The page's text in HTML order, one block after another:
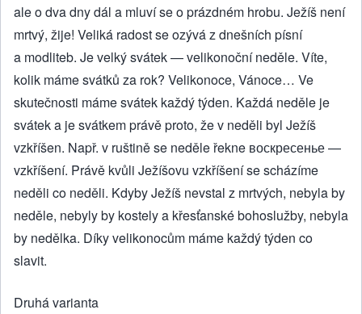
ale o dva dny dál a mluví se o prázdném hrobu. Ježíš není
mrtvý, žije! Veliká radost se ozývá z dnešních písní
a modliteb. Je velký svátek — velikonoční neděle. Víte,
kolik máme svátků za rok? Velikonoce, Vánoce… Ve
skutečnosti máme svátek každý týden. Každá neděle je
svátek a je svátkem právě proto, že v neděli byl Ježíš
vzkříšen. Např. v ruštině se neděle řekne воскресенье —
vzkříšení. Právě kvůli Ježíšovu vzkříšení se scházíme
neděli co neděli. Kdyby Ježíš nevstal z mrtvých, nebyla by
neděle, nebyly by kostely a křesťanské bohoslužby, nebyla
by nedělka. Díky velikonocům máme každý týden co
slavit.
Druhá varianta